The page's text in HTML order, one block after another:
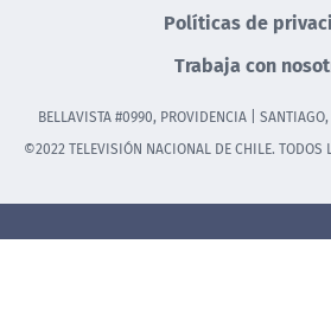
Políticas de
Trabaja con
BELLAVISTA #0990, PROVIDENCIA |
©2022 TELEVISIÓN NACIONAL DE CHILE. TODOS